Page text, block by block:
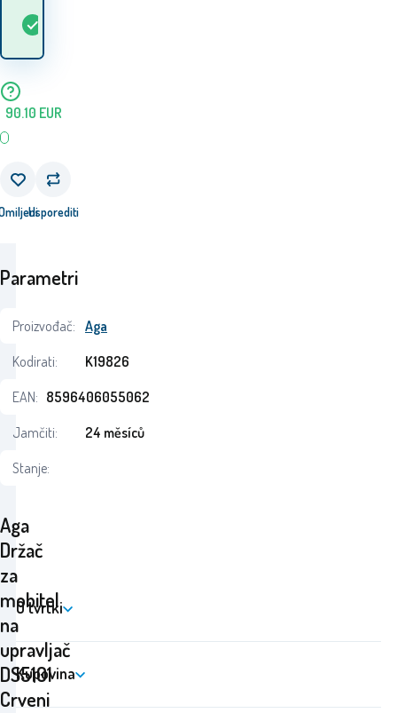
90.10 EUR
Usporediti
Aga
Držač
za
mobitel
na
upravljač
DS5101
Crveni
Parametri
Proizvođač: Aga
Kodirati:
K19826
EAN: 8596406055062
Jamčiti:
24 měsíců
Stanje:
O tvrtki
Kupovina